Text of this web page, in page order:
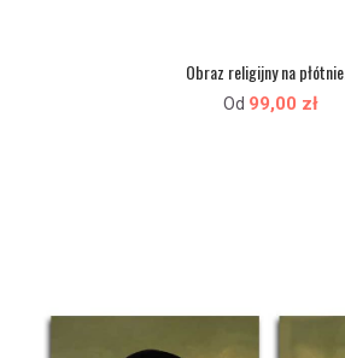
Obraz religijny na płótnie...
Od 99,00 zł